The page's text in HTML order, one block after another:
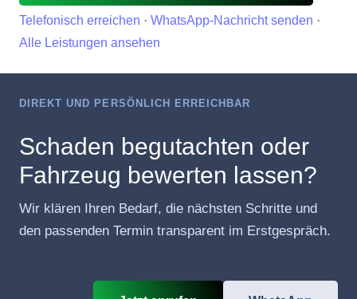
Telefonisch erreichen · WhatsApp-Nachricht senden ·
Alle Leistungen ansehen
DIREKT UND PERSÖNLICH ERREICHBAR
Schaden begutachten oder
Fahrzeug bewerten lassen?
Wir klären Ihren Bedarf, die nächsten Schritte und
den passenden Termin transparent im Erstgespräch.